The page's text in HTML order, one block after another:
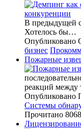
В предыдущей
Хотелось бы…
Опубликовано
бизнес
Пожарные
реакций
Опубликовано
Системы
Прочитано